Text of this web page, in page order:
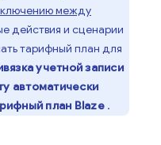
между
действия и сценарии
тарифный план для
учетной записи
автоматически
план Blaze.